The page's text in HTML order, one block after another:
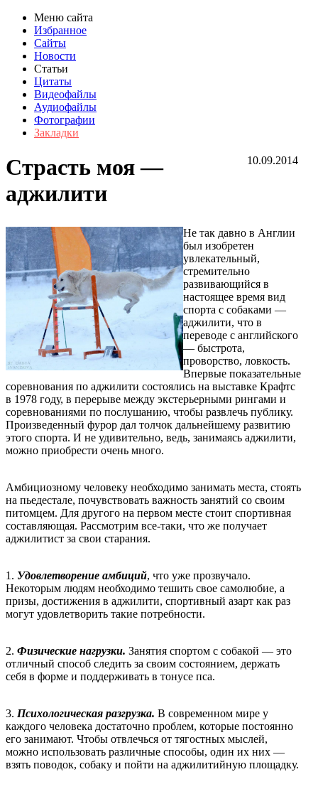
Меню сайта
Избранное
Сайты
Новости
Статьи
Цитаты
Видеофайлы
Аудиофайлы
Фотографии
Закладки
10.09.2014
Страсть моя —
аджилити
Не так давно в Англии
был изобретен
увлекательный,
стремительно
развивающийся в
настоящее время вид
спорта с собаками —
аджилити, что в
переводе с английского
— быстрота,
проворство, ловкость.
Впервые показательные
соревнования по аджилити состоялись на выставке Крафтс
в 1978 году, в перерыве между экстерьерными рингами и
соревнованиями по послушанию, чтобы развлечь публику.
Произведенный фурор дал толчок дальнейшему развитию
этого спорта. И не удивительно, ведь, занимаясь аджилити,
можно приобрести очень много.
Амбициозному человеку необходимо занимать места, стоять
на пьедестале, почувствовать важность занятий со своим
питомцем. Для другого на первом месте стоит спортивная
составляющая. Рассмотрим все-таки, что же получает
аджилитист за свои старания.
1. Удовлетворение амбиций, что уже прозвучало.
Некоторым людям необходимо тешить свое самолюбие, а
призы, достижения в аджилити, спортивный азарт как раз
могут удовлетворить такие потребности.
2. Физические нагрузки. Занятия спортом с собакой — это
отличный способ следить за своим состоянием, держать
себя в форме и поддерживать в тонусе пса.
3. Психологическая разгрузка. В современном мире у
каждого человека достаточно проблем, которые постоянно
его занимают. Чтобы отвлечься от тягостных мыслей,
можно использовать различные способы, один их них —
взять поводок, собаку и пойти на аджилитийную площадку.